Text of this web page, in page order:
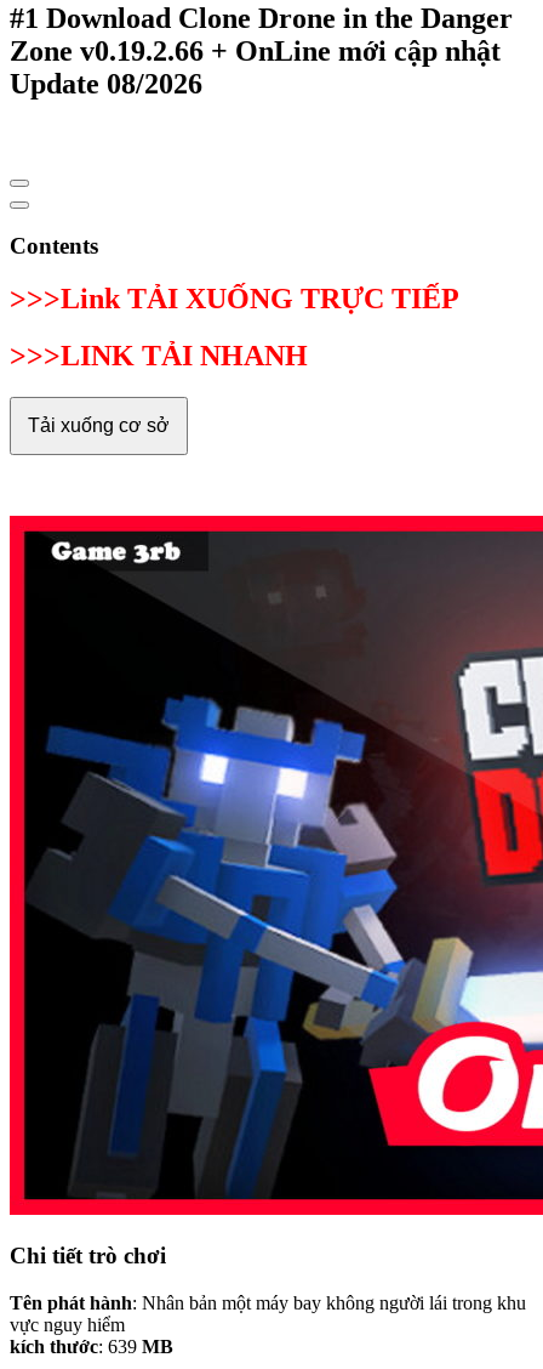
#1 Download Clone Drone in the Danger
Zone v0.19.2.66 + OnLine mới cập nhật
Update 08/2026
Contents
>>>Link TẢI XUỐNG TRỰC TIẾP
>>>LINK TẢI NHANH
Tải xuống cơ sở
Chi tiết trò chơi
Tên phát hành: Nhân bản một máy bay không người lái trong khu
vực nguy hiểm
kích thước: 639 MB